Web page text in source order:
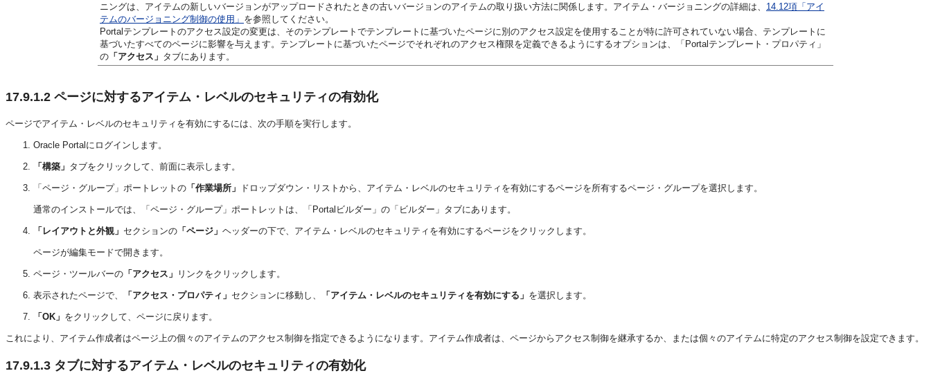
ニングは、アイテムの新しいバージョンがアップロードされたときの古いバージョンのアイテムの取り扱い方法に関係します。アイテム・バージョニングの詳細は、 14.12項「アイ
テムのバージョニング制御の使用」 を参照してください。
Portalテンプレートのアクセス設定の変更は、そのテンプレートでテンプレートに基づいたページに別のアクセス設定を使用することが特に許可されていない場合、テンプレートに
基づいたすべてのページに影響を与えます。テンプレートに基づいたページでそれぞれのアクセス権限を定義できるようにするオプションは、「Portalテンプレート・プロパティ」
の 「アクセス」 タブにあります。
17.9.1.2 ページに対するアイテム・レベルのセキュリティの有効化
ページでアイテム・レベルのセキュリティを有効にするには、次の手順を実行します。
Oracle Portalにログインします。
「構築」 タブをクリックして、前面に表示します。
「ページ・グループ」ポートレットの 「作業場所」 ドロップダウン・リストから、アイテム・レベルのセキュリティを有効にするページを所有するページ・グループを選択します。
通常のインストールでは、「ページ・グループ」ポートレットは、「Portalビルダー」の「ビルダー」タブにあります。
「レイアウトと外観」 セクションの 「ページ」 ヘッダーの下で、アイテム・レベルのセキュリティを有効にするページをクリックします。
ページが編集モードで開きます。
ページ・ツールバーの 「アクセス」 リンクをクリックします。
表示されたページで、 「アクセス・プロパティ」 セクションに移動し、 「アイテム・レベルのセキュリティを有効にする」 を選択します。
「OK」 をクリックして、ページに戻ります。
これにより、アイテム作成者はページ上の個々のアイテムのアクセス制御を指定できるようになります。アイテム作成者は、ページからアクセス制御を継承するか、または個々のアイテムに特定のアクセス制御を設定できます。
17.9.1.3 タブに対するアイテム・レベルのセキュリティの有効化